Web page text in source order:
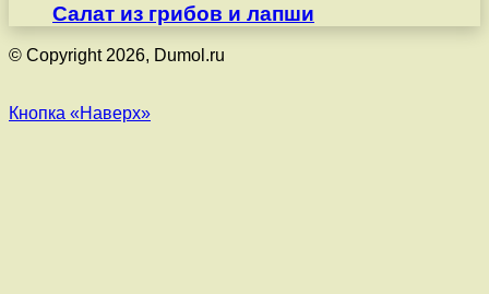
Салат из грибов и лапши
© Copyright 2026, Dumol.ru
Кнопка «Наверх»